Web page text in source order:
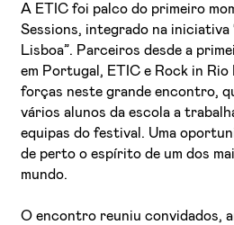
Aceito receber emails sobre novidades da
A ETIC foi palco do primeiro
Sessions, integrado na iniciativa
Lisboa”. Parceiros desde a
em Portugal, ETIC e Rock in
forças neste grande encontro,
vários alunos da escola a
equipas do festival. Uma
de perto o espírito de um dos
mundo.
O encontro reuniu convidados,